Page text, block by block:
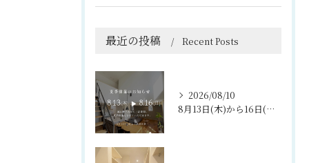
最近の投稿 Recent Posts
2026/08/10
8月13日(木)から16日(日)まで、夏期休暇をいただきます...